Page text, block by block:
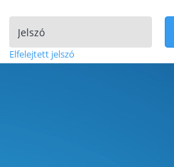
Elfelejtett jelszó